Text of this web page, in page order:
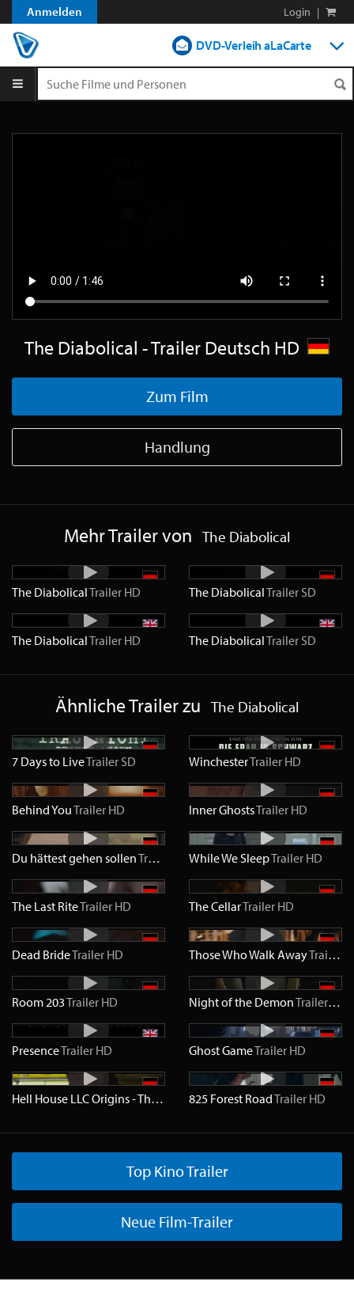
Anmelden Login |
DVD-Verleih aLaCarte
The Diabolical - Trailer Deutsch HD
Zum Film
Handlung
Mehr Trailer von The Diabolical
The DiabolicalTrailer HD The DiabolicalTrailer SD
The DiabolicalTrailer HD The DiabolicalTrailer SD
Ähnliche Trailer zu The Diabolical
7 Days to LiveTrailer SD WinchesterTrailer HD
Behind YouTrailer HD Inner GhostsTrailer HD
Du hättest gehen sollenTrailer HDWhile We SleepTrailer HD
The Last RiteTrailer HD The CellarTrailer HD
Dead BrideTrailer HD Those Who Walk AwayTrailer
Room 203Trailer HD Night of the DemonTrailerHD
PresenceTrailer HD Ghost GameTrailer HD
Hell House LLC Origins - The Carmichael Manor Trailer HD
825 Forest RoadTrailer HD
Top Kino Trailer
Neue Film-Trailer